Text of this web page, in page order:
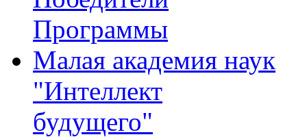
Программы
Малая академия наук
"Интеллект
будущего"